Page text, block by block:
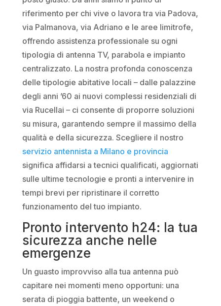
riferimento per chi vive o lavora tra via Padova,
via Palmanova, via Adriano e le aree limitrofe,
offrendo assistenza professionale su ogni
tipologia di antenna TV, parabola e impianto
centralizzato. La nostra profonda conoscenza
delle tipologie abitative locali – dalle palazzine
degli anni ’60 ai nuovi complessi residenziali di
via Rucellai – ci consente di proporre soluzioni
su misura, garantendo sempre il massimo della
qualità e della sicurezza. Scegliere il nostro
servizio antennista a Milano e provincia
significa affidarsi a tecnici qualificati, aggiornati
sulle ultime tecnologie e pronti a intervenire in
tempi brevi per ripristinare il corretto
funzionamento del tuo impianto.
Pronto intervento h24: la tua
sicurezza anche nelle
emergenze
Un guasto improvviso alla tua antenna può
capitare nei momenti meno opportuni: una
serata di pioggia battente, un weekend o